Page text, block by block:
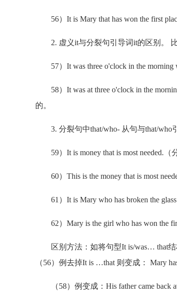
56）It is Mary that has won the first
2. 虚义it与分裂句引导词it的区别。 比
57）It was three o'clock in the morning
58）It was at three o'clock in the
的。
3. 分裂句中that/who- 从句与that/who
59）It is money that is most needed.（
60）This is the money that is most
61）It is Mary who has broken the
62）Mary is the girl who has won the
区别方法：如将句型It is/was… that结
（56）例去掉It is …that 则变成： Mary
（58）例变成：His father came back at